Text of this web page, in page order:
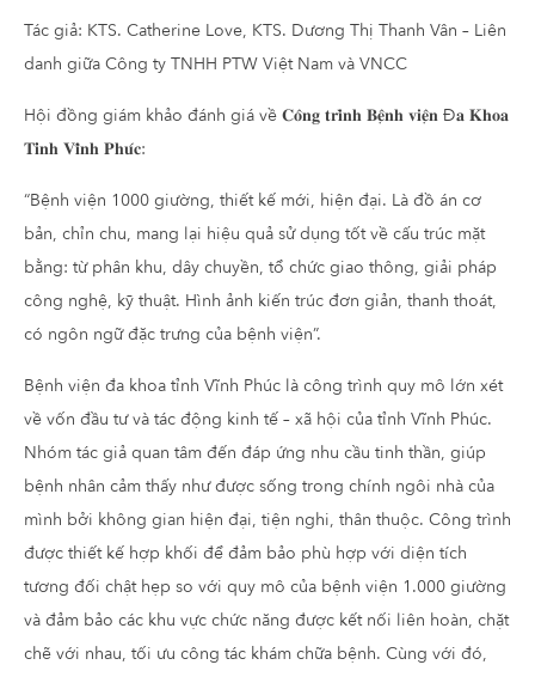
Tác giả: KTS. Catherine Love, KTS. Dương Thị Thanh Vân – Liên
danh giữa Công ty TNHH PTW Việt Nam và VNCC
Hội đồng giám khảo đánh giá về 𝐂𝐨̂𝐧𝐠 𝐭𝐫𝐢̀𝐧𝐡 𝐁𝐞̣̂𝐧𝐡 𝐯𝐢𝐞̣̂𝐧 Đ𝐚 𝐊𝐡𝐨𝐚
𝐓𝐢̉𝐧𝐡 𝐕𝐢̃𝐧𝐡 𝐏𝐡𝐮́𝐜:
“Bệnh viện 1000 giường, thiết kế mới, hiện đại. Là đồ án cơ
bản, chỉn chu, mang lại hiệu quả sử dụng tốt về cấu trúc mặt
bằng: từ phân khu, dây chuyền, tổ chức giao thông, giải pháp
công nghệ, kỹ thuật. Hình ảnh kiến trúc đơn giản, thanh thoát,
có ngôn ngữ đặc trưng của bệnh viện”.
Bệnh viện đa khoa tỉnh Vĩnh Phúc là công trình quy mô lớn xét
về vốn đầu tư và tác động kinh tế – xã hội của tỉnh Vĩnh Phúc.
Nhóm tác giả quan tâm đến đáp ứng nhu cầu tinh thần, giúp
bệnh nhân cảm thấy như được sống trong chính ngôi nhà của
mình bởi không gian hiện đại, tiện nghi, thân thuộc. Công trình
được thiết kế hợp khối để đảm bảo phù hợp với diện tích
tương đối chật hẹp so với quy mô của bệnh viện 1.000 giường
và đảm bảo các khu vực chức năng được kết nối liên hoàn, chặt
chẽ với nhau, tối ưu công tác khám chữa bệnh. Cùng với đó,